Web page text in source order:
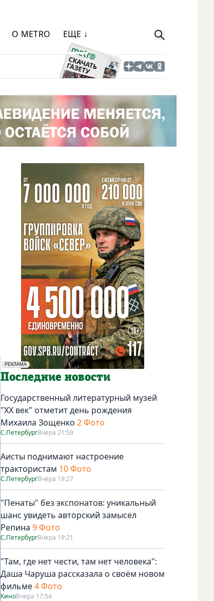
О METRO ЕЩЕ ↓
РЕКЛАМА
Социальная реклама
Последние новости
Государственный литературный музей
"ХХ век" отметит день рождения
Михаила Зощенко 2 Фото
С.ПетербургВчера 21:59
Аисты поднимают настроение
трактористам 10 Фото
С.ПетербургВчера 19:27
"Пенаты" без экспонатов: уникальный
шанс увидеть авторский замысел
Репина 9 Фото
С.ПетербургВчера 19:21
"Там, где нет чести, там нет человека":
Даша Чаруша рассказала о своём новом
фильме4 Фото
КиноВчера 17:54